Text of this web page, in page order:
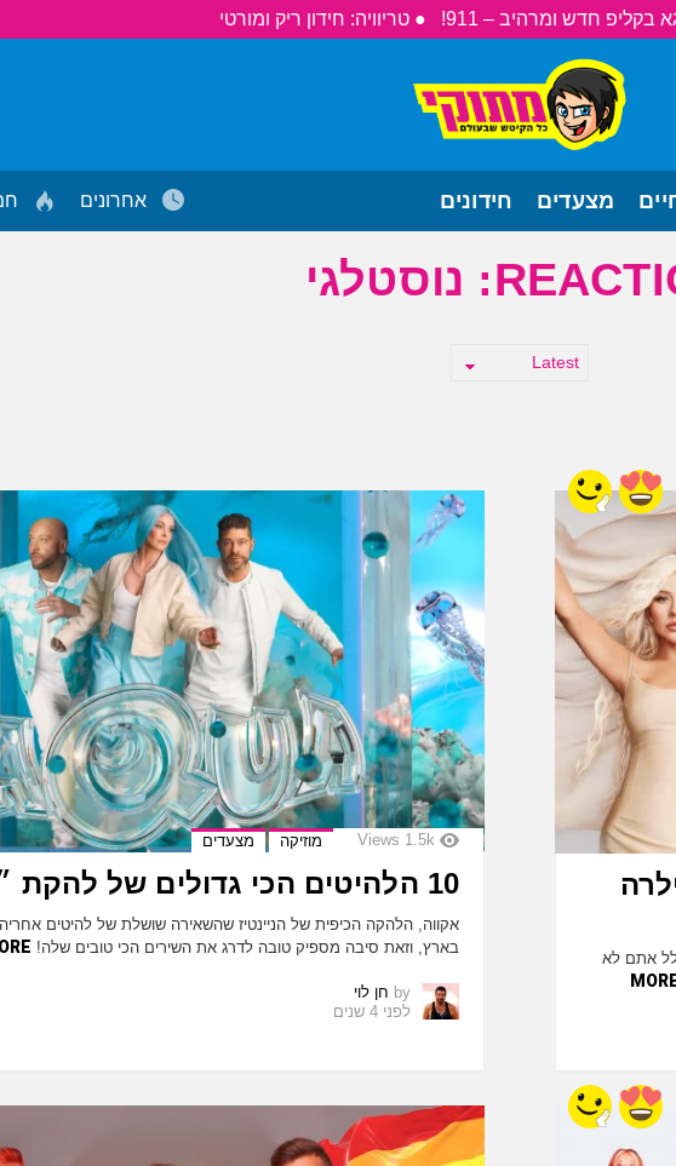
בקליפ חדש ומרהיב – 911! ● טריוויה: חידון ריק ומורטי
מצעדים חידונים אחרונים
נוסטלגי
אתם לא
1.5k
Views מוזיקה מצעדים
10 הלהיטים הכי גדולים של להקת ״אקווה״!
אקווה, הלהקה הכיפית של הניינטיז שהשאירה שושלת של להיטים
בארץ, וזאת סיבה מספיק טובה לדרג את השירים הכי טובים שלה!
by חן לוי
לפני 4 שנים